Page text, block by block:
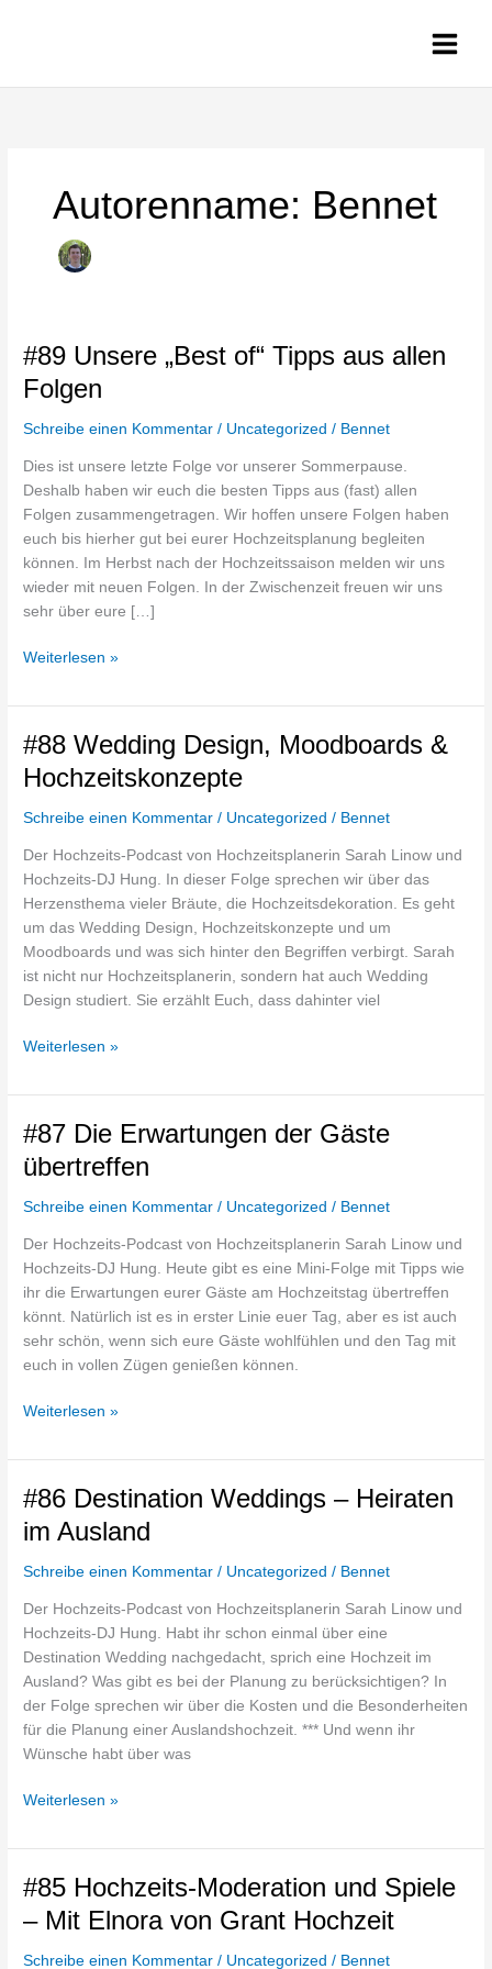
Autorenname: Bennet
#89 Unsere „Best of“ Tipps aus allen
Folgen
Schreibe einen Kommentar / Uncategorized / Bennet
Dies ist unsere letzte Folge vor unserer Sommerpause.
Deshalb haben wir euch die besten Tipps aus (fast) allen
Folgen zusammengetragen. Wir hoffen unsere Folgen haben
euch bis hierher gut bei eurer Hochzeitsplanung begleiten
können. Im Herbst nach der Hochzeitssaison melden wir uns
wieder mit neuen Folgen. In der Zwischenzeit freuen wir uns
sehr über eure […]
#89
„Best
of“
aus
allen
Folgen
Weiterlesen »
#88 Wedding Design, Moodboards &
Hochzeitskonzepte
Schreibe einen Kommentar / Uncategorized / Bennet
Der Hochzeits-Podcast von Hochzeitsplanerin Sarah Linow und
Hochzeits-DJ Hung. In dieser Folge sprechen wir über das
Herzensthema vieler Bräute, die Hochzeitsdekoration. Es geht
um das Wedding Design, Hochzeitskonzepte und um
Moodboards und was sich hinter den Begriffen verbirgt. Sarah
ist nicht nur Hochzeitsplanerin, sondern hat auch Wedding
Design studiert. Sie erzählt Euch, dass dahinter viel
#88
Design,
Moodboards
Hochzeitskonzepte
Weiterlesen »
#87 Die Erwartungen der Gäste
übertreffen
Schreibe einen Kommentar / Uncategorized / Bennet
Der Hochzeits-Podcast von Hochzeitsplanerin Sarah Linow und
Hochzeits-DJ Hung. Heute gibt es eine Mini-Folge mit Tipps wie
ihr die Erwartungen eurer Gäste am Hochzeitstag übertreffen
könnt. Natürlich ist es in erster Linie euer Tag, aber es ist auch
sehr schön, wenn sich eure Gäste wohlfühlen und den Tag mit
euch in vollen Zügen genießen können.
#87
Erwartungen
der
übertreffen
Weiterlesen »
#86 Destination Weddings – Heiraten
im Ausland
Schreibe einen Kommentar / Uncategorized / Bennet
Der Hochzeits-Podcast von Hochzeitsplanerin Sarah Linow und
Hochzeits-DJ Hung. Habt ihr schon einmal über eine
Destination Wedding nachgedacht, sprich eine Hochzeit im
Ausland? Was gibt es bei der Planung zu berücksichtigen? In
der Folge sprechen wir über die Kosten und die Besonderheiten
für die Planung einer Auslandshochzeit. *** Und wenn ihr
Wünsche habt über was
#86
Weddings
–
im
Ausland
Weiterlesen »
#85 Hochzeits-Moderation und Spiele
– Mit Elnora von Grant Hochzeit
Schreibe einen Kommentar / Uncategorized / Bennet
#85
Moderation
und